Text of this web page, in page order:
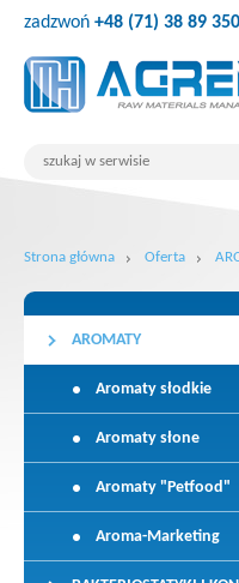
zadzwoń +48 (71) 38 89 350
Strona główna Oferta
AROMATY
Aromaty słodkie
Aromaty słone
Aromaty "Petfood"
Aroma-Marketing